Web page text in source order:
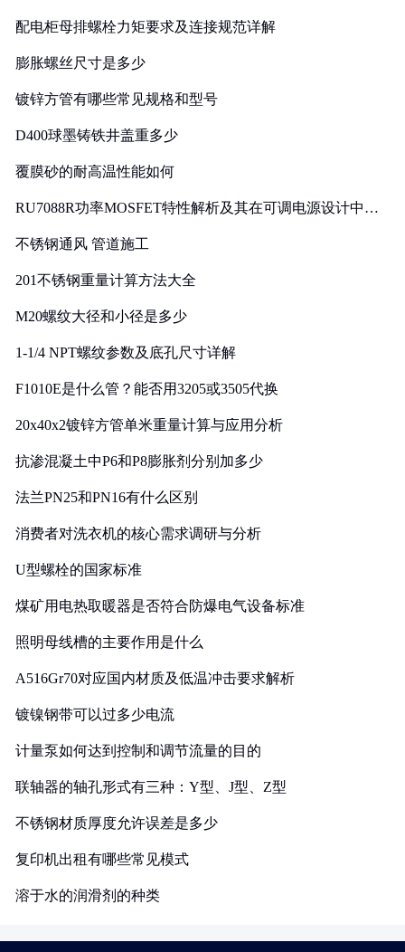
配电柜母排螺栓力矩要求及连接规范详解
膨胀螺丝尺寸是多少
镀锌方管有哪些常见规格和型号
D400球墨铸铁井盖重多少
覆膜砂的耐高温性能如何
RU7088R功率MOSFET特性解析及其在可调电源设计中的
不锈钢通风 管道施工
201不锈钢重量计算方法大全
M20螺纹大径和小径是多少
1-1/4 NPT螺纹参数及底孔尺寸详解
F1010E是什么管？能否用3205或3505代换
20x40x2镀锌方管单米重量计算与应用分析
抗渗混凝土中P6和P8膨胀剂分别加多少
法兰PN25和PN16有什么区别
消费者对洗衣机的核心需求调研与分析
U型螺栓的国家标准
煤矿用电热取暖器是否符合防爆电气设备标准
照明母线槽的主要作用是什么
A516Gr70对应国内材质及低温冲击要求解析
镀镍钢带可以过多少电流
计量泵如何达到控制和调节流量的目的
联轴器的轴孔形式有三种：Y型、J型、Z型
不锈钢材质厚度允许误差是多少
复印机出租有哪些常见模式
溶于水的润滑剂的种类